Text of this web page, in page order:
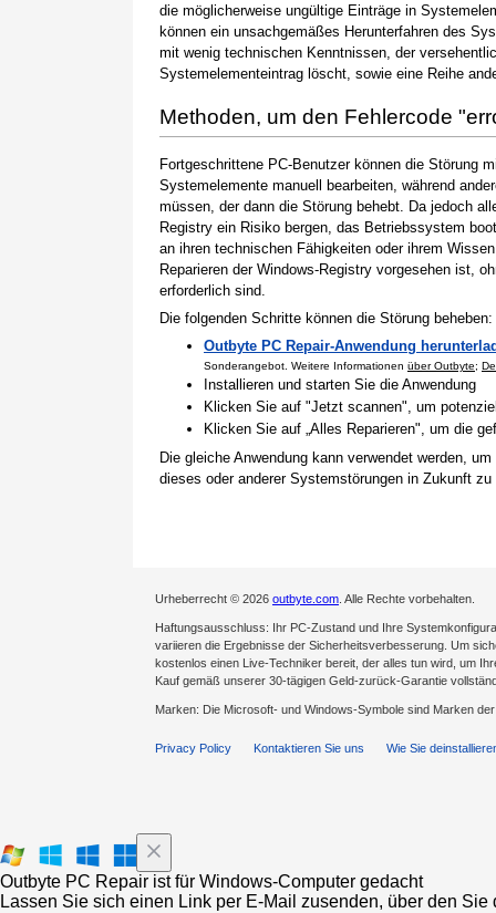
die möglicherweise ungültige Einträge in
können ein unsachgemäßes Herunterfahren des
mit wenig technischen Kenntnissen, der
Systemelementeintrag löscht, sowie eine Reihe
Methoden, um den Fehlercode
Fortgeschrittene PC-Benutzer können die Störung
Systemelemente manuell bearbeiten, während
müssen, der dann die Störung behebt. Da jedoch
Registry ein Risiko bergen, das Betriebssystem
an ihren technischen Fähigkeiten oder ihrem
Reparieren der Windows-Registry vorgesehen ist,
erforderlich sind.
Die folgenden Schritte können die Störung beheben:
Outbyte PC Repair-Anwendung
Sonderangebot. Weitere Informationen über Outbyte;
Installieren und starten Sie die Anwendung
Klicken Sie auf "Jetzt scannen", um
Klicken Sie auf „Alles Reparieren", um die
Die gleiche Anwendung kann verwendet werden,
dieses oder anderer Systemstörungen in Zukunft zu
Urheberrecht © 2026 outbyte.com . Alle Rechte vorbehalten.
Haftungsausschluss: Ihr PC-Zustand und Ihre
variieren die Ergebnisse der Sicherheitsverbesserung. Um
kostenlos einen Live-Techniker bereit, der alles tun wird, um
Kauf gemäß unserer 30-tägigen Geld-zurück-Garantie
Marken: Die Microsoft- und Windows-Symbole sind Marken
Privacy Policy Kontaktieren Sie uns Wie Sie
Outbyte PC Repair ist für Windows-Computer gedacht
Lassen Sie sich einen Link per E-Mail zusenden, über den